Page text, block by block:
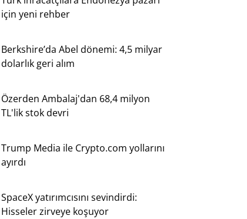
için yeni rehber
Berkshire’da Abel dönemi: 4,5 milyar
dolarlık geri alım
Özerden Ambalaj'dan 68,4 milyon
TL'lik stok devri
Trump Media ile Crypto.com yollarını
ayırdı
SpaceX yatırımcısını sevindirdi:
Hisseler zirveye koşuyor